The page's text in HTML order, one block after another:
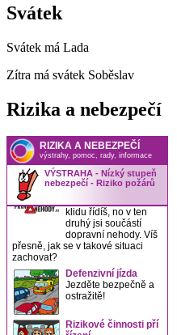
Svátek
Svátek má Lada
Zítra má svátek Soběslav
Rizika a nebezpečí